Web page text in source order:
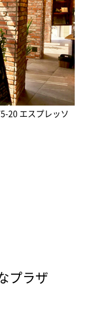
20 エスプレッソ
プラザ